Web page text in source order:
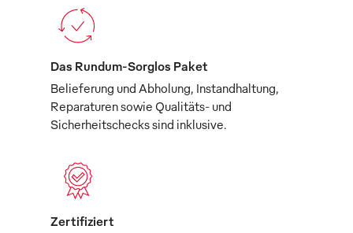
Das Rundum-Sorglos Paket
Belieferung und Abholung, Instandhaltung,
Reparaturen sowie Qualitäts- und
Sicherheitschecks sind inklusive.
Zertifiziert